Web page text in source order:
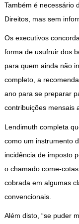
Também é necessário
Direitos, mas sem
Os executivos
forma de usufruir dos
para quem ainda não
completo, a
ano para se preparar
contribuições mensais
Lendimuth completa
como um instrumento
incidência de imposto
o chamado come-
cobrada em algumas
convencionais.
Além disto, “se puder